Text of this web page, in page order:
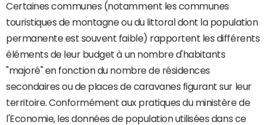
Certaines communes (notamment les communes
touristiques de montagne ou du littoral dont la population
permanente est souvent faible) rapportent les différents
éléments de leur budget à un nombre d'habitants
"majoré" en fonction du nombre de résidences
secondaires ou de places de caravanes figurant sur leur
territoire. Conformément aux pratiques du ministère de
l'Economie, les données de population utilisées dans ce